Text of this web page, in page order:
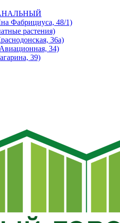
Фабрициуса, 48/1)
растения)
36а)
34)
39)